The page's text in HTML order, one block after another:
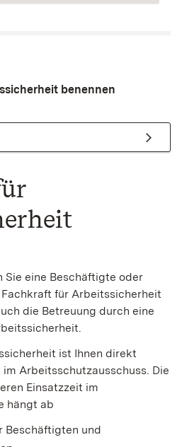
benennen
eine Beschäftigte oder
für Arbeitssicherheit
die Betreuung durch eine
ist Ihnen direkt
Arbeitsschutzausschuss. Die
Einsatzzeit im
hängt ab
Beschäftigten und